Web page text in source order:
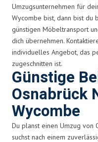
Umzugsunternehmen für
Wycombe bist, dann bist du
günstigen Möbeltransport
dich übernehmen.
individuelles Angebot, das
zugeschnitten ist.
Günstige
Osnabrück
Wycombe
Du planst einen Umzug von
suchst nach einem